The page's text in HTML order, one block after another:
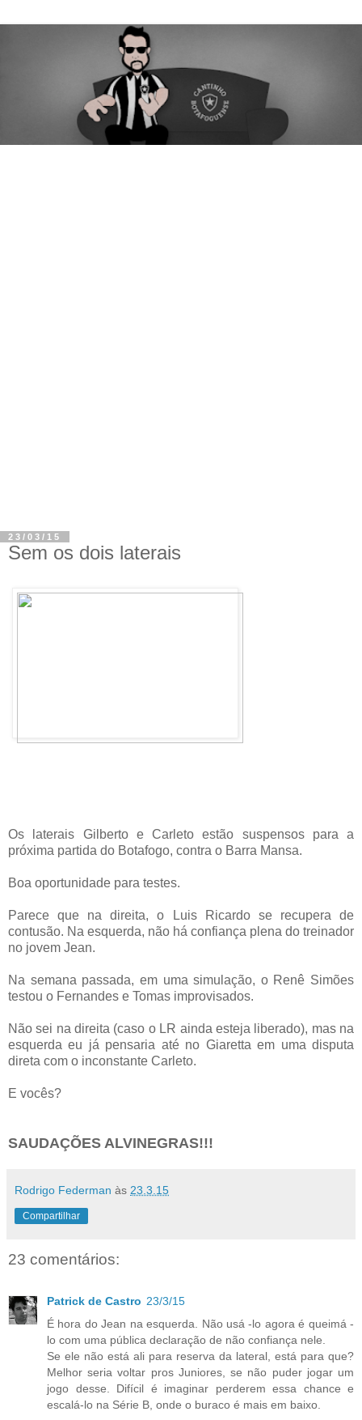
23/03/15
Sem os dois laterais
Os laterais Gilberto e Carleto estão suspensos para a
próxima partida do Botafogo, contra o Barra Mansa.
Boa oportunidade para testes.
Parece que na direita, o Luis Ricardo se recupera de
contusão. Na esquerda, não há confiança plena do treinador
no jovem Jean.
Na semana passada, em uma simulação, o Renê Simões
testou o Fernandes e Tomas improvisados.
Não sei na direita (caso o LR ainda esteja liberado), mas na
esquerda eu já pensaria até no Giaretta em uma disputa
direta com o inconstante Carleto.
E vocês?
SAUDAÇÕES ALVINEGRAS!!!
Rodrigo Federman às 23.3.15
Compartilhar
23 comentários:
Patrick de Castro 23/3/15
É hora do Jean na esquerda. Não usá -lo agora é queimá -
lo com uma pública declaração de não confiança nele.
Se ele não está ali para reserva da lateral, está para que?
Melhor seria voltar pros Juniores, se não puder jogar um
jogo desse. Difícil é imaginar perderem essa chance e
escalá-lo na Série B, onde o buraco é mais em baixo.